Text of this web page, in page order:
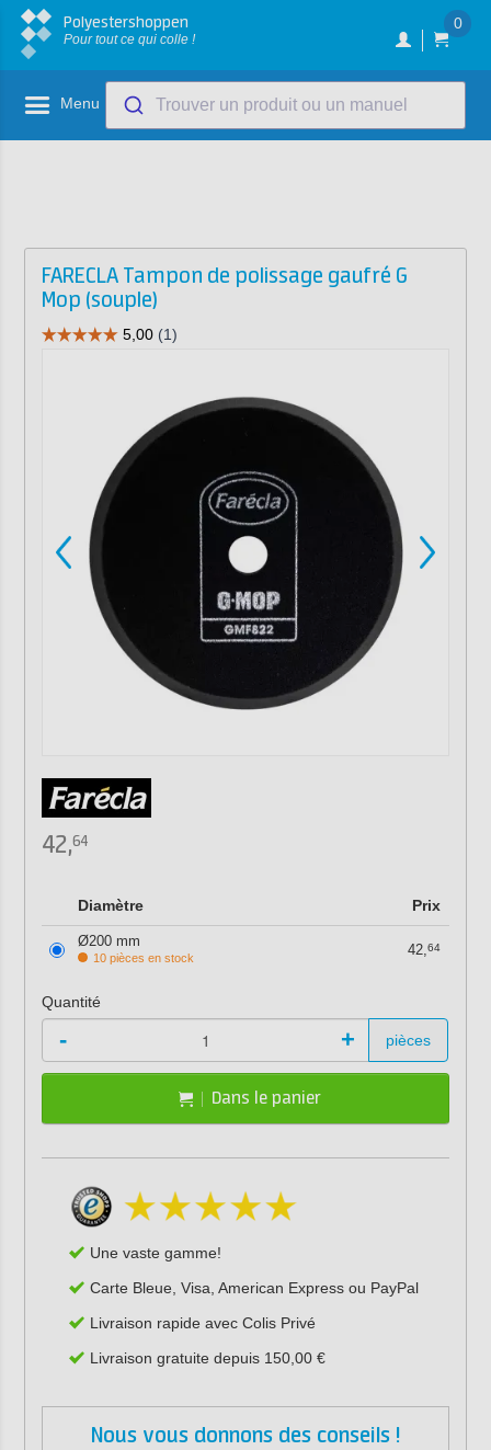
Polyestershoppen
Pour tout ce qui colle !
0
Menu Trouver un produit ou un manuel
FARECLA Tampon de polissage gaufré G
Mop (souple)
42,64
Diamètre Prix
Ø200 mm
10 pièces en stock 42,64
Quantité
- + pièces
Dans le panier
Une vaste gamme!
Carte Bleue, Visa, American Express ou PayPal
Livraison rapide avec Colis Privé
Livraison gratuite depuis 150,00 €
Nous vous donnons des conseils !